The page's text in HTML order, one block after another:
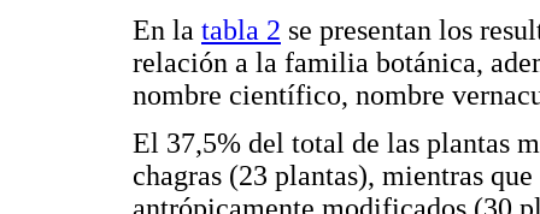
En la tabla 2 se presentan los
relación a la familia botánica,
nombre científico, nombre
El 37,5% del total de las plantas
chagras (23 plantas), mientras